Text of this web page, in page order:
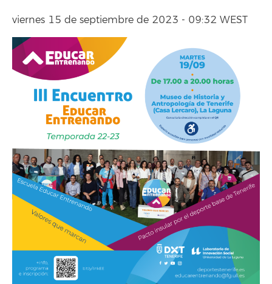
viernes 15 de septiembre de 2023 - 09:32 WEST